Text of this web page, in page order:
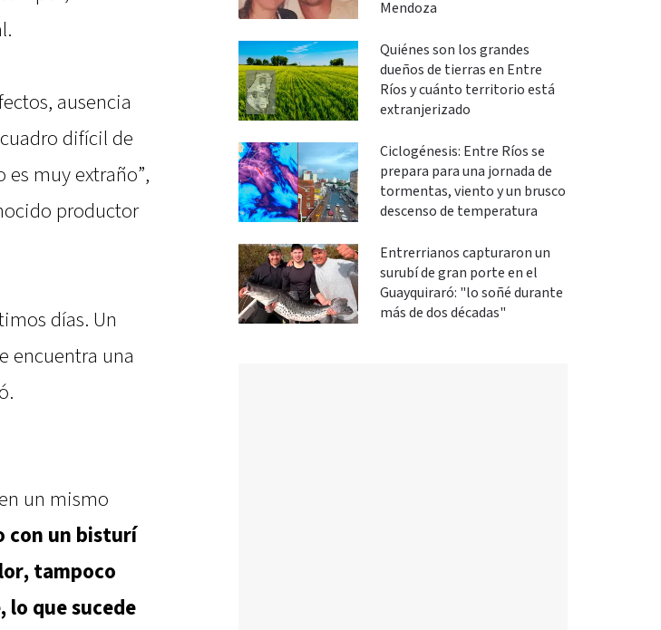
ausencia
difícil de
es muy extraño”,
productor
días. Un
encuentra una
un mismo
con un bisturí
tampoco
lo que sucede
Mendoza
Quiénes son los grandes
dueños de tierras en Entre
Ríos y cuánto territorio está
extranjerizado
Ciclogénesis: Entre Ríos se
prepara para una jornada de
tormentas, viento y un brusco
descenso de temperatura
Entrerrianos capturaron un
surubí de gran porte en el
Guayquiraró: "lo soñé durante
más de dos décadas"